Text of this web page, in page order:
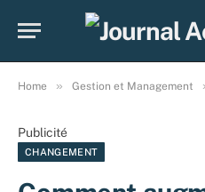
Home » Gestion et Management
Publicité
CHANGEMENT